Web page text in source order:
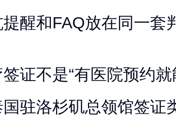
醒和FAQ放在同一套
证不是“有医院预约
驻洛杉矶总领馆签证